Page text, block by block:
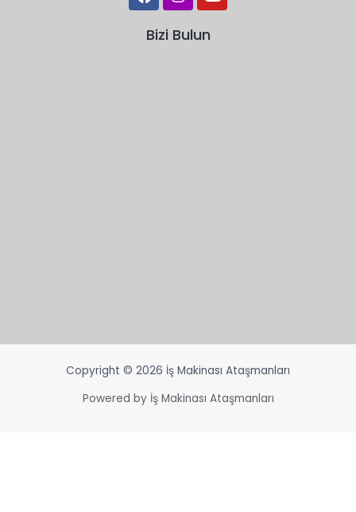
Bizi Bulun
Copyright © 2026 İş Makinası Ataşmanları
Powered by İş Makinası Ataşmanları